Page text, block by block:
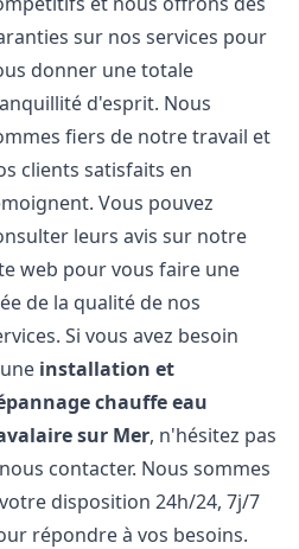
sur nos services pour
donner une totale
d'esprit. Nous
fiers de notre travail et
clients satisfaits en
Vous pouvez
leurs avis sur notre
web pour vous faire une
de la qualité de nos
Si vous avez besoin
installation et
chauffe eau
sur Mer, n'hésitez pas
contacter. Nous sommes
disposition 24h/24, 7j/7
répondre à vos besoins.